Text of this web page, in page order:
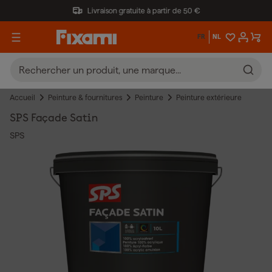
Livraison gratuite à partir de 50 €
FR NL
Accueil Peinture & fournitures Peinture Peinture extérieure
SPS Façade Satin
SPS